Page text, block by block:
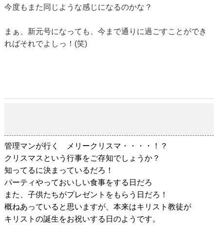
今度もまた同じような感じになるのかな？
まぁ、新元号になっても、今まで通りに過ごすことができ
ればそれでよしっ！(笑)
管理マンが行く メリークリスマ・・・・！？
クリスマスという行事をご存知でしょうか？
知ってるに決まっているだろ！
パーティやっておいしい食事をする日だろ
また、子供たちがプレゼントをもらう日だろ！
概ねあっていると思いますが、本来はキリスト教徒が
キリストの誕生をお祝いする日のようです。